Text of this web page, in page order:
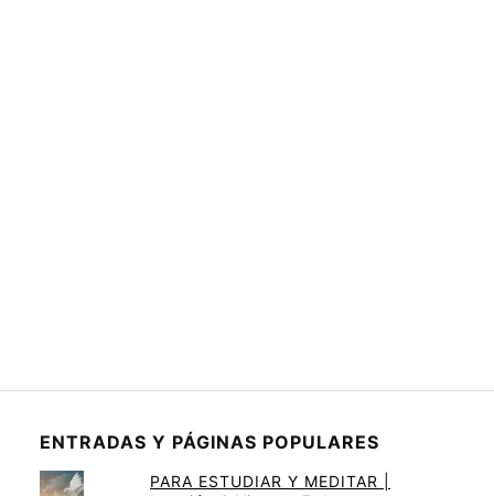
ENTRADAS Y PÁGINAS POPULARES
PARA ESTUDIAR Y MEDITAR |